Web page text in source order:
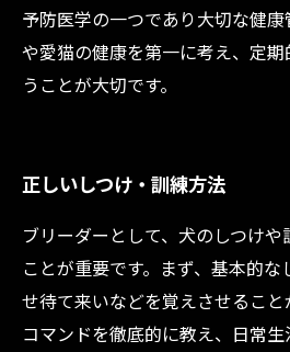
予防医学の一つであり大切な健
や愛猫の健康を第一に考え、定
うことが大切です。
正しいしつけ・訓練方法
ブリーダーとして、犬のしつけ
ことが重要です。まず、基本的な
せ待て来いなどを覚えさせるこ
コマンドを徹底的に教え、日常